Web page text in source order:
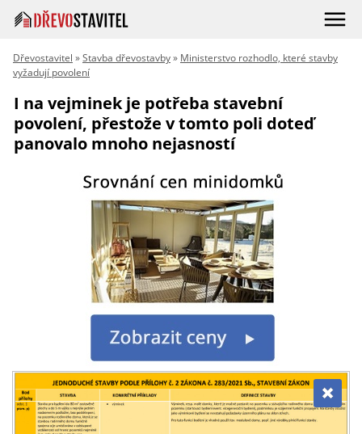
Dřevostavitel »Stavba dřevostavby» Ministerstvo rozhodlo, které stavby
vyžadují povolení
I na vejminek je potřeba stavební
povolení, přestože v tomto poli doteď
panovalo mnoho nejasností